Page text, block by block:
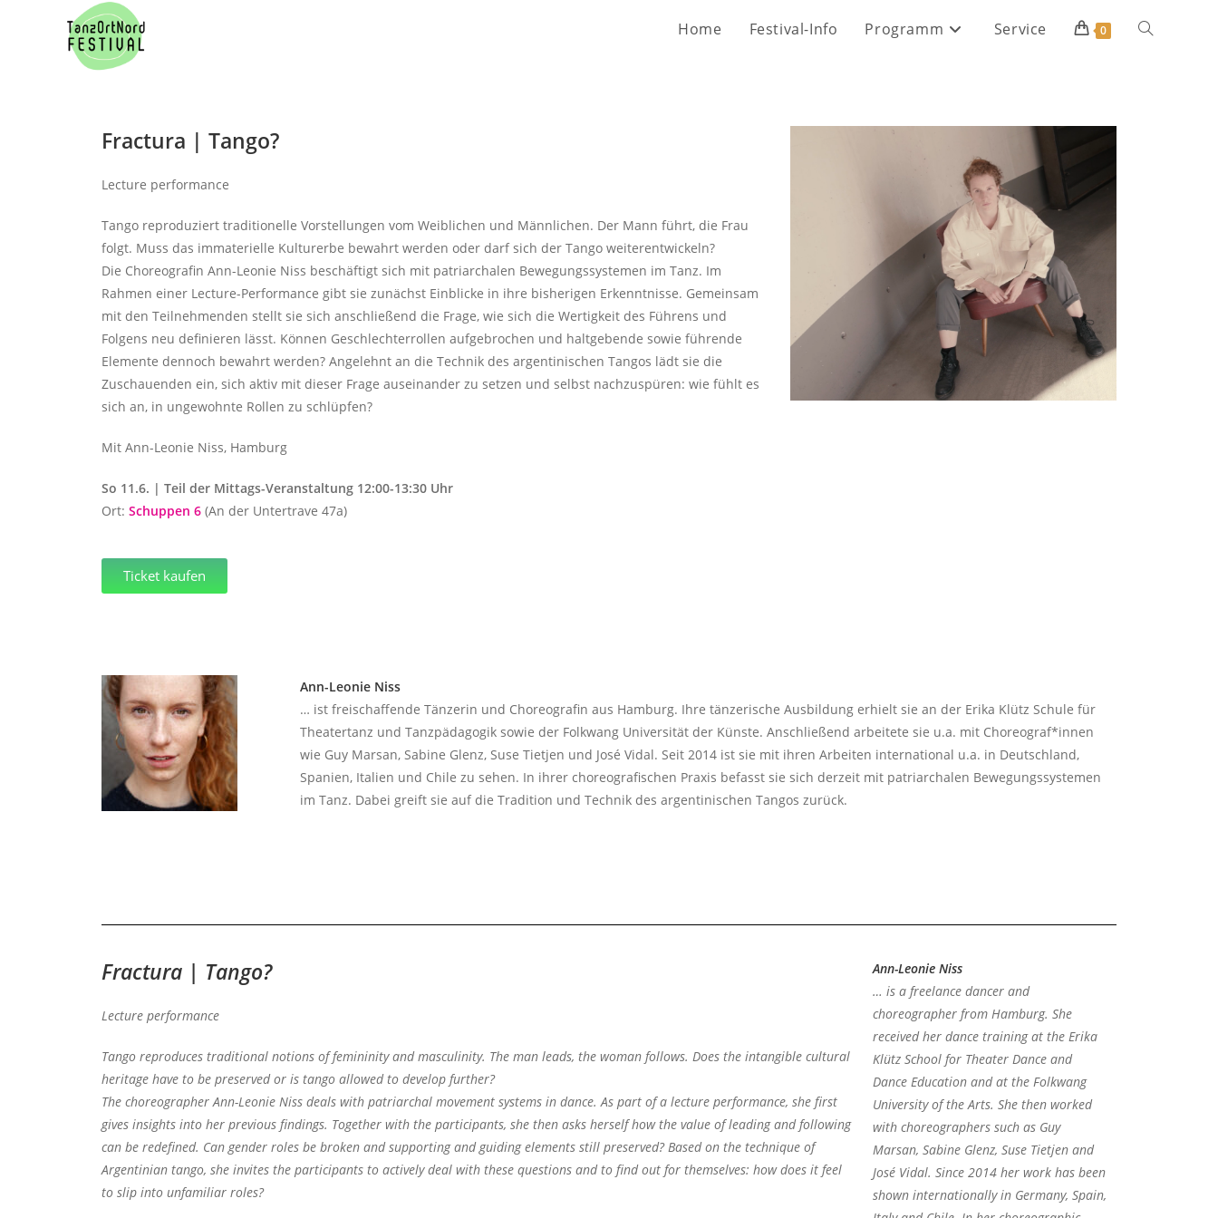
Home Festival-Info Programm Service 0
Fractura | Tango?
Lecture performance
Tango reproduziert traditionelle Vorstellungen vom Weiblichen und Männlichen. Der Mann führt, die Frau
folgt. Muss das immaterielle Kulturerbe bewahrt werden oder darf sich der Tango weiterentwickeln?
Die Choreografin Ann-Leonie Niss beschäftigt sich mit patriarchalen Bewegungssystemen im Tanz. Im
Rahmen einer Lecture-Performance gibt sie zunächst Einblicke in ihre bisherigen Erkenntnisse. Gemeinsam
mit den Teilnehmenden stellt sie sich anschließend die Frage, wie sich die Wertigkeit des Führens und
Folgens neu definieren lässt. Können Geschlechterrollen aufgebrochen und haltgebende sowie führende
Elemente dennoch bewahrt werden? Angelehnt an die Technik des argentinischen Tangos lädt sie die
Zuschauenden ein, sich aktiv mit dieser Frage auseinander zu setzen und selbst nachzuspüren: wie fühlt es
sich an, in ungewohnte Rollen zu schlüpfen?
Mit Ann-Leonie Niss, Hamburg
So 11.6. | Teil der Mittags-Veranstaltung 12:00-13:30 Uhr
Ort: Schuppen 6 (An der Untertrave 47a)
Ticket kaufen
Ann-Leonie Niss
… ist freischaffende Tänzerin und Choreografin aus Hamburg. Ihre tänzerische Ausbildung erhielt sie an der Erika Klütz Schule für
Theatertanz und Tanzpädagogik sowie der Folkwang Universität der Künste. Anschließend arbeitete sie u.a. mit Choreograf*innen
wie Guy Marsan, Sabine Glenz, Suse Tietjen und José Vidal. Seit 2014 ist sie mit ihren Arbeiten international u.a. in Deutschland,
Spanien, Italien und Chile zu sehen. In ihrer choreografischen Praxis befasst sie sich derzeit mit patriarchalen Bewegungssystemen
im Tanz. Dabei greift sie auf die Tradition und Technik des argentinischen Tangos zurück.
Fractura | Tango?
Lecture performance
Tango reproduces traditional notions of femininity and masculinity. The man leads, the woman follows. Does the intangible cultural
heritage have to be preserved or is tango allowed to develop further?
The choreographer Ann-Leonie Niss deals with patriarchal movement systems in dance. As part of a lecture performance, she first
gives insights into her previous findings. Together with the participants, she then asks herself how the value of leading and following
can be redefined. Can gender roles be broken and supporting and guiding elements still preserved? Based on the technique of
Argentinian tango, she invites the participants to actively deal with these questions and to find out for themselves: how does it feel
to slip into unfamiliar roles?
Ann-Leonie Niss
… is a freelance dancer and
choreographer from Hamburg. She
received her dance training at the Erika
Klütz School for Theater Dance and
Dance Education and at the Folkwang
University of the Arts. She then worked
with choreographers such as Guy
Marsan, Sabine Glenz, Suse Tietjen and
José Vidal. Since 2014 her work has been
shown internationally in Germany, Spain,